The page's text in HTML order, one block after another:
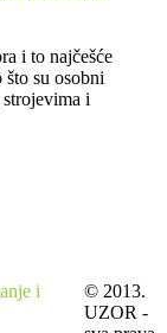
i to najčešće
su osobni
i
© 2013.
UZOR -